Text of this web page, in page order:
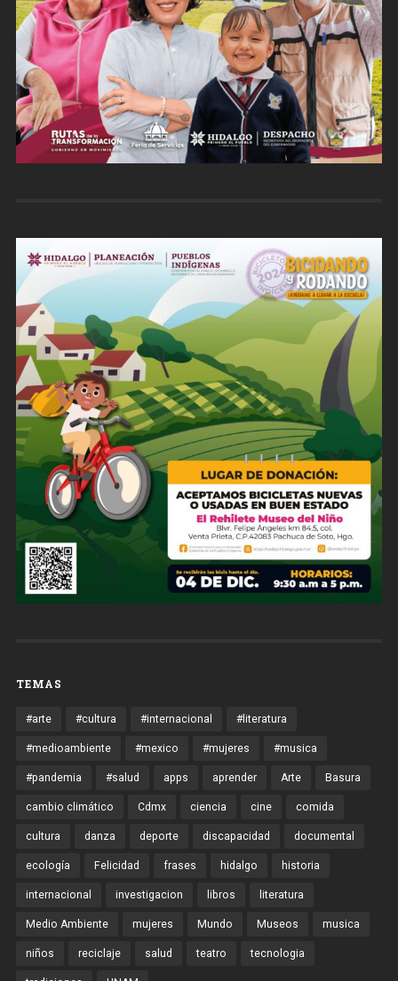
TEMAS
#arte #cultura #internacional #literatura
#medioambiente #mexico #mujeres #musica
#pandemia #salud apps aprender Arte Basura
cambio climático Cdmx ciencia cine comida
cultura danza deporte discapacidad documental
ecología Felicidad frases hidalgo historia
internacional investigacion libros literatura
Medio Ambiente mujeres Mundo Museos musica
niños reciclaje salud teatro tecnologia